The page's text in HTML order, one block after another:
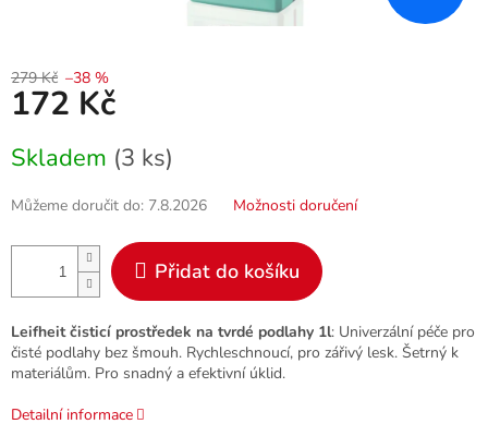
279 Kč –38 %
172 Kč
cena:
Skladem (3 ks)
Můžeme doručit do: 7.8.2026 Možnosti doručení
Přidat do košíku
Leifheit čisticí prostředek na tvrdé podlahy 1l: Univerzální péče pro
čisté podlahy bez šmouh. Rychleschnoucí, pro zářivý lesk. Šetrný k
materiálům. Pro snadný a efektivní úklid.
Detailní informace